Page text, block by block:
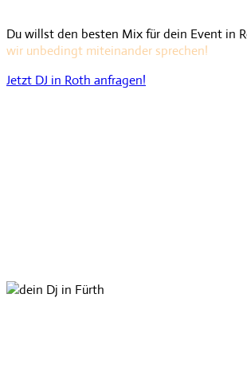
Du willst den besten Mix für dein Event in
wir unbedingt miteinander sprechen!
Jetzt DJ in Roth anfragen!